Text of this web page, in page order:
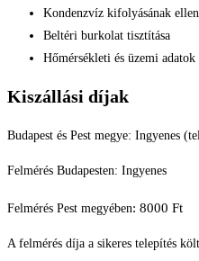
Kondenzvíz kifolyásának
Beltéri burkolat tisztítása
Hőmérsékleti és üzemi adatok
Kiszállási díjak
Budapest és Pest megye: Ingyenes
Felmérés Budapesten: Ingyenes
Felmérés Pest megyében: 8000 Ft
A felmérés díja a sikeres telepítés